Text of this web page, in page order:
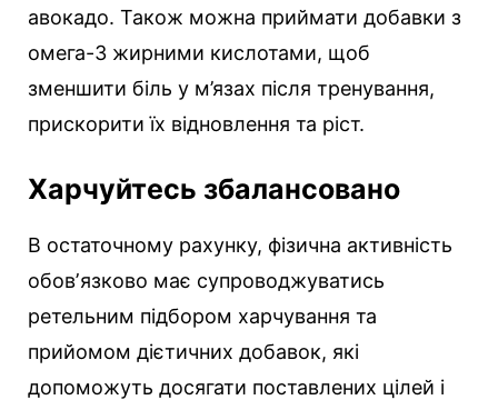
авокадо. Також можна приймати добавки з
омега-3 жирними кислотами, щоб
зменшити біль у м’язах після тренування,
прискорити їх відновлення та ріст.
Харчуйтесь збалансовано
В остаточному рахунку, фізична активність
обовʼязково має супроводжуватись
ретельним підбором харчування та
прийомом дієтичних добавок, які
допоможуть досягати поставлених цілей і